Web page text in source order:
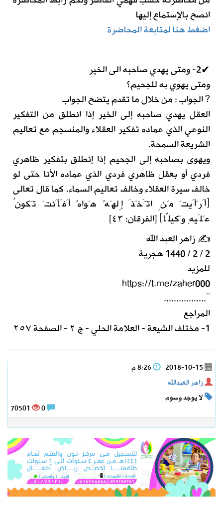
انصح بالإستماع إليها
اضغط هنا لمتابعة المحاضرة
✔2- ومتى يهدي صاحبه الى الخير
ومتى يهوي به للجحيم؟
? الجواب : من خلال ما تقدم يتضح الجواب
العقل يهدي صاحبه إلى الخير إذا انطلق من التفكير
النوعي الذي عماده تفكير العقلاء والمنسجم مع تعاليم
الشريعة السمحة.
ويهوى بصاحبه إلى الجحيم إذا إنطلق بتفكير ظاهري
فردي أو بعقل ظاهري فردي الذي عماده الأنا حتى لو
خالف سيرة العقلاء وخالف تعاليم السماء. كما قال تعالى
﴿أَرَأَيتَ مَنِ اتَّخَذَ إِلهَهُ هَواهُ أَفَأَنتَ تَكونُ
عَلَيهِ وَكيلًا﴾ [الفرقان: ٤٣]
✍ زاهر العبد الله
2 / 2 / 1440 هجرية
للمزيد
https://t.me/zaher000
ََ.................
المراجع
1- مختلف الشيعة - العلامة الحلي - ج ٢ - الصفحة ٢٥٧
2018-10-15
زاهر العبدالله
لا يوجد وسوم
70501